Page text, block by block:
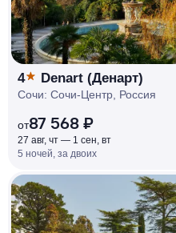
4 Denart (Денарт)
Сочи: Сочи-Центр, Россия
от87 568 ₽
27 авг, чт — 1 сен, вт
5 ночей, за двоих
КЕШБЭК
РУБЛЯ
МИ
Д
О 7
%